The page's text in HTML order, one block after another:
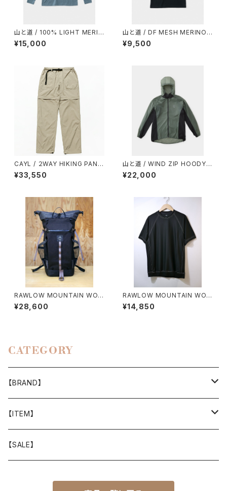
山と道 / 100% LIGHT MERIN
O LONGSLEEVE（UNISEX）
¥15,000
山と道 / DF MESH MERINO
SLEEVELESS（MEN）
¥9,500
CAYL / ２WAY HIKING PANT
S（BEIGE）
¥33,550
山と道 / WIND ZIP HOODY
（UNISEX）
¥22,000
RAWLOW MOUNTAIN WOR
KS / BAMBI（BLACK）
¥28,600
RAWLOW MOUNTAIN WOR
KS / DAD LITE CREW
¥14,850
CATEGORY
【BRAND】
山と道
T-SHIRT
迷迭香
【ITEM】
WEAR
【SALE】